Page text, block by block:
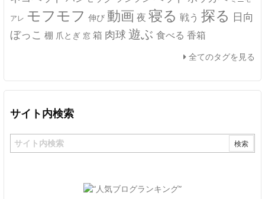
アレ モフモフ 伸び 動画 夜 寝る 戦う 探る 日向
ぼっこ 棚 爪とぎ 窓 箱 肉球 遊ぶ 食べる 香箱
全てのタグを見る
サイト内検索